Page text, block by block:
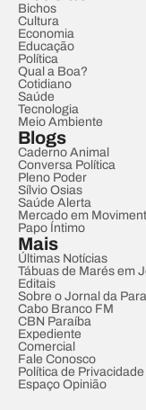
Bichos
Cultura
Economia
Educação
Política
Qual a Boa?
Cotidiano
Saúde
Tecnologia
Meio Ambiente
Blogs
Caderno Animal
Conversa Política
Pleno Poder
Sílvio Osias
Saúde Alerta
Mercado em
Papo Íntimo
Mais
Últimas Notícias
Tábuas de Marés em
Editais
Sobre o Jornal da
Cabo Branco FM
CBN Paraíba
Expediente
Comercial
Fale Conosco
Política de Privacidade
Espaço Opinião